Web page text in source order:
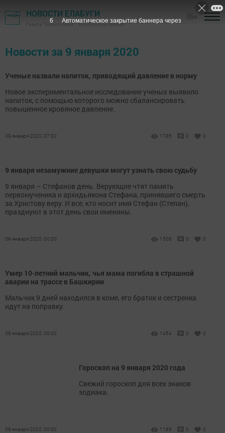
НОВОСТИ ЕЛАБУГИ
Газета "Новая Кама" - Елабужский район
Новости за 9 января 2020
Ученые назвали напиток, приводящий давление в норму
Новое экспериментальное исследование ученых выявило
напиток, с помощью которого можно сбалансировать
повышенное кровяное давление.
09 января 2020, 07:00 1785 0 0
9 января незамужние девушки могут узнать свою судьбу
9 января – Стефанов день. Верующие чтят память
первомученика и архидьякона Стефана, принявшего смерть
за Христову веру. И все, кто носит имя Стефан (Степан),
празднуют в этот день свои именины.
09 января 2020, 00:00 1508 0 0
Умер 10-летний мальчик, чья мама погибла в страшной
аварии на трассе в Башкирии
Мальчик 9 дней находился в коме, его братик и сестренка
идут на поправку.
09 января 2020, 00:00 1454 0 0
Гороскоп на 9 января 2020 года
Свежий гороскоп для всех знаков
зодиака.
09 января 2020, 00:00 1189 0 0
6 Автоматическое закрытие баннера через